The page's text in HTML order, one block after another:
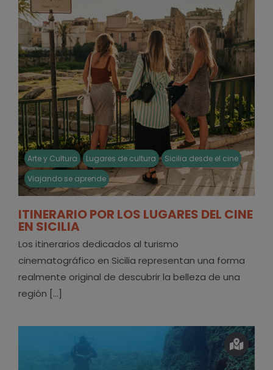
Arte y Cultura Lugares de cultura
Sicilia desde el cine
Viajando se aprende
ITINERARIO POR LOS LUGARES DEL CINE
EN SICILIA
Los itinerarios dedicados al turismo
cinematográfico en Sicilia representan una forma
realmente original de descubrir la belleza de una
región [...]